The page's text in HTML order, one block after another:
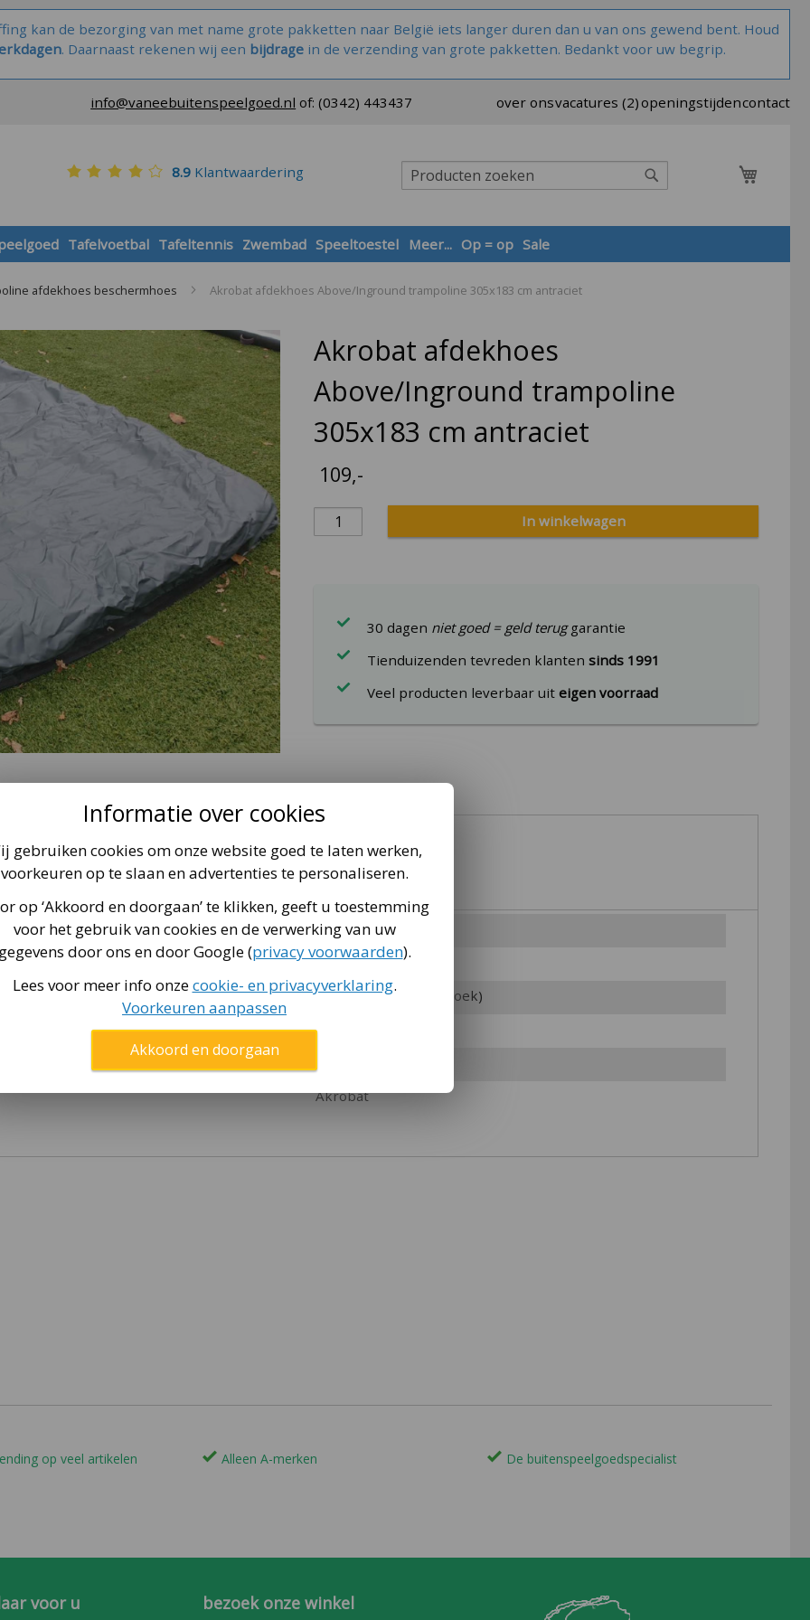
kan de bezorging van met name grote pakketten naar België iets langer duren dan u van ons gewend bent. Houd
. Daarnaast rekenen wij een bijdragein de verzending van grote pakketten. Bedankt voor uw begrip.
info@vaneebuitenspeelgoed.nl of:(0342) 443437 over onsvacatures (2)openingstijdencontact
8.9Klantwaardering
Zoek
Tafelvoetbal Tafeltennis Zwembad Speeltoestel Meer... Op = op Sale
afdekhoes beschermhoes Akrobat afdekhoes Above/Inground trampoline 305x183 cm antraciet
Akrobat afdekhoes
Above/Inground trampoline
305x183 cm antraciet
109,-
In winkelwagen
30 dagen niet goed = geld teruggarantie
Tienduizenden tevreden klantensinds 1991
Veel producten leverbaar uiteigen voorraad
151051
1 doos
305x183 cm
305 x 183 cm (rechthoek)
Rechthoekig
Akrobat
viadeze pagina.
op veel artikelen Alleen A-merken De buitenspeelgoedspecialist
voor u bezoek onze winkel
Informatie over cookies
gebruiken cookies om onze website goed te laten werken,
voorkeuren op te slaan en advertenties te personaliseren.
op ‘Akkoord en doorgaan’ te klikken, geeft u toestemming
voor het gebruik van cookies en de verwerking van uw
gegevens door ons en door Google (privacy voorwaarden).
Lees voor meer info onzecookie- en privacyverklaring.
Voorkeuren aanpassen
Akkoord en doorgaan